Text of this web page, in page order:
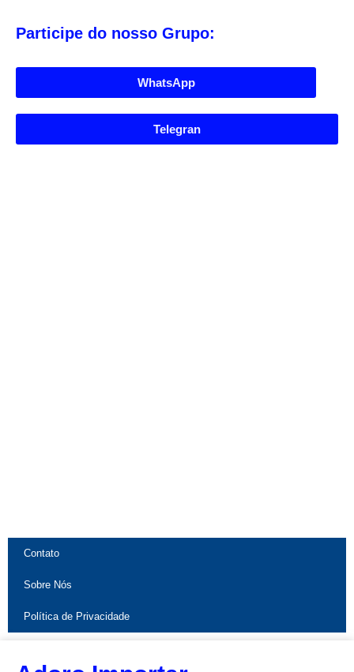
Participe do nosso Grupo:
WhatsApp
Telegran
Contato
Sobre Nós
Política de Privacidade